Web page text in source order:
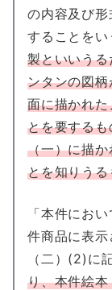
の内容及び
することをい
製といいう
ンタンの図
面に描かれ
とを要する
（一）に描
とを知りう
「本件にお
件商品に表示
（二）(2)に
り、本件絵